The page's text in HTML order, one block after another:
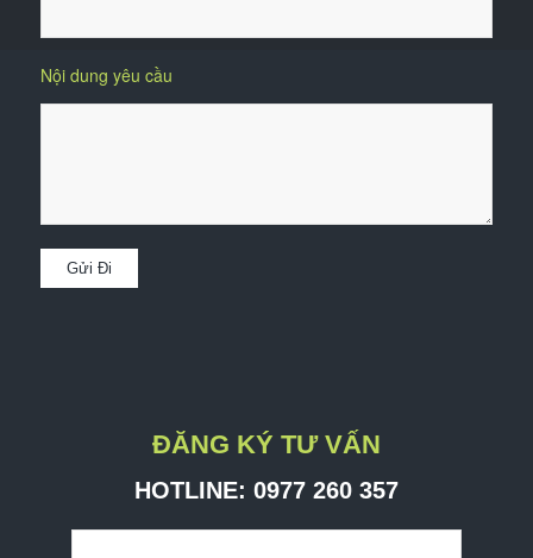
Nội dung yêu cầu
ĐĂNG KÝ TƯ VẤN
HOTLINE: ​0977 260 357